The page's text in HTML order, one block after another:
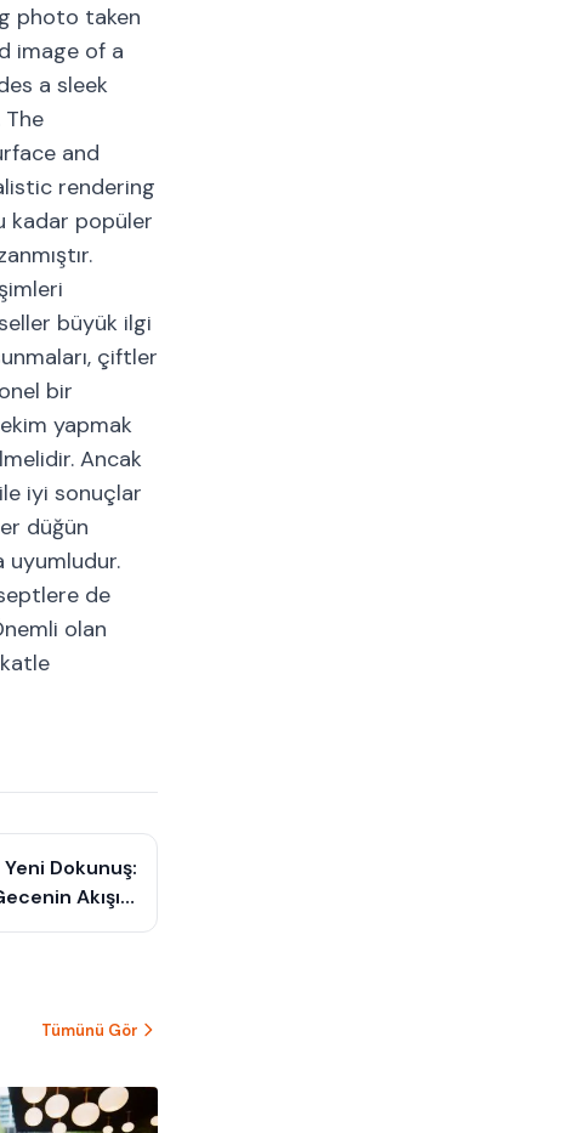
photo taken
image of a
a sleek
and
rendering
kadar popüler
büyük ilgi
çiftler
bir
yapmak
Ancak
iyi sonuçlar
düğün
uyumludur.
de
olan
Dokunuş:
Akışını
Tasarlaması
Tümünü Gör